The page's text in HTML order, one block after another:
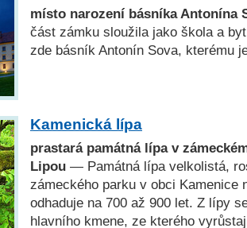
místo narození básníka Antonína
část zámku sloužila jako škola a
zde básník Antonín Sova, kterému
Kamenická lípa
prastará památná lípa v
Lipou — Památná lípa velkolistá,
zámeckého parku v obci Kamenice
odhaduje na 700 až 900 let. Z lípy
hlavního kmene, ze kterého